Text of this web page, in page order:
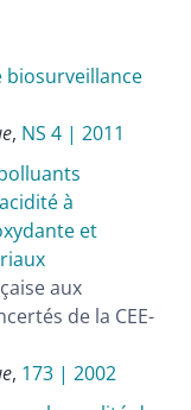
biosurveillance
, NS 4 | 2011
à
et
aux
de la CEE-
, 173 | 2002